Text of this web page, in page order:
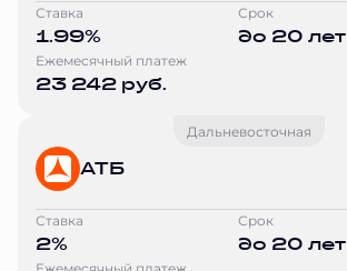
Ставка
1.99%
Срок
до 20 лет
Ежемесячный платеж
23 242 руб.
Дальневосточная
АТБ
Ставка
2%
Срок
до 20 лет